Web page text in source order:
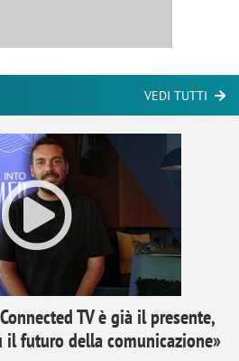
VEDI TUTTI
TV è già il presente,
il futuro della comunicazione»